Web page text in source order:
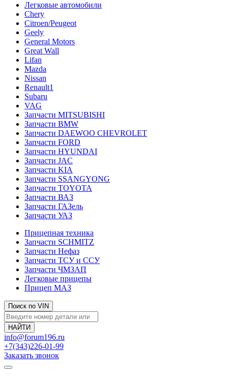
Легковые автомобили
Chery
Citroen/Peugeot
Geely
General Motors
Great Wall
Lifan
Mazda
Nissan
Renault1
Subaru
VAG
Запчасти MITSUBISHI
Запчасти BMW
Запчасти DAEWOO CHEVROLET
Запчасти FORD
Запчасти HYUNDAI
Запчасти JAC
Запчасти KIA
Запчасти SSANGYONG
Запчасти TOYOTA
Запчасти ВАЗ
Запчасти ГАЗель
Запчасти УАЗ
Прицепная техника
Запчасти SCHMITZ
Запчасти Нефаз
Запчасти ТСУ и ССУ
Запчасти ЧМЗАП
Легковые прицепы
Прицеп МАЗ
Поиск по VIN
info@forum196.ru
+7(343)226-01-99
Заказать звонок